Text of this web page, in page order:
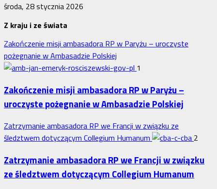
środa, 28 stycznia 2026
Z kraju i ze świata
Zakończenie misji ambasadora RP w Paryżu – uroczyste
pożegnanie w Ambasadzie Polskiej
1
Zakończenie misji ambasadora RP w Paryżu –
uroczyste pożegnanie w Ambasadzie Polskiej
Zatrzymanie ambasadora RP we Francji w związku ze
śledztwem dotyczącym Collegium Humanum
2
Zatrzymanie ambasadora RP we Francji w związku
ze śledztwem dotyczącym Collegium Humanum